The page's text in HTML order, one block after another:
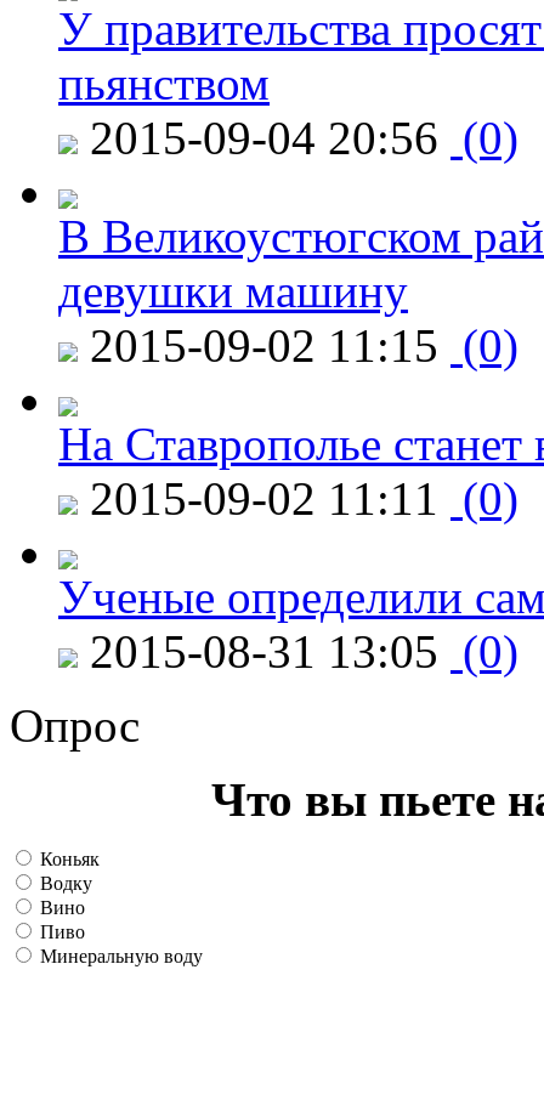
У правительства
пьянством
2015-09-04 20:56 (0)
В Великоустюгском
девушки машину
2015-09-02 11:15 (0)
На Ставрополье
2015-09-02 11:11 (0)
Ученые определили
2015-08-31 13:05 (0)
Опрос
Что вы пьете
Коньяк
Водку
Вино
Пиво
Минеральную воду